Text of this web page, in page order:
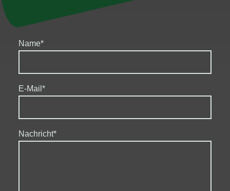
Name*
E-Mail *
Nachricht*